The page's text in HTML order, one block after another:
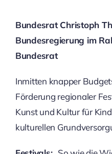
Bundesrat Christoph
Bundesregierung im
Bundesrat
Inmitten knapper
Förderung regionaler
Kunst und Kultur für
kulturellen